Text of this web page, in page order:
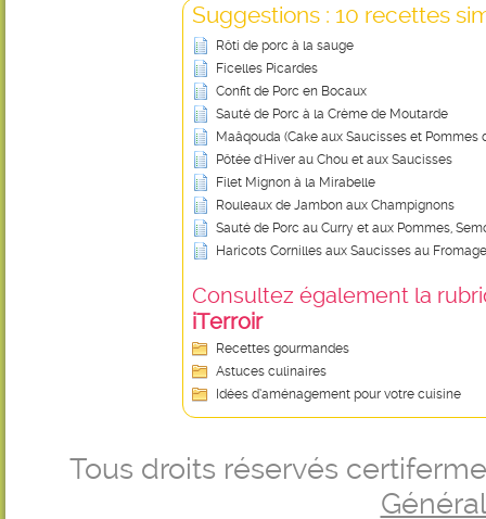
Suggestions : 10 recettes
Rôti de porc à la sauge
Ficelles Picardes
Confit de Porc en Bocaux
Sauté de Porc à la Crème de Moutarde
Maâqouda (Cake aux Saucisses et Pommes
Pôtée d'Hiver au Chou et aux Saucisses
Filet Mignon à la Mirabelle
Rouleaux de Jambon aux Champignons
Sauté de Porc au Curry et aux Pommes,
Haricots Cornilles aux Saucisses au Fromage
Consultez également la
iTerroir
Recettes gourmandes
Astuces culinaires
Idées d’aménagement pour votre cuisine
Tous droits réservés